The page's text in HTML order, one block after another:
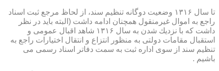
تا سال ۱۳۱۶ وضعیت دوگانه تنظیم سند، از لحاظ مرجع ثبت اسناد
راجع به اموال غیرمنقول همچنان ادامه داشت (البته باید در نظر
داشت كه با نزدیك شدن به سال ۱۳۱۶ شاهد اقبال عمومی و
استقبال مقامات دولتی به منظور انتزاع و انتقال اختیارات راجع به
تنظیم سند از سوی اداره ثبت به سمت دفاتر اسناد رسمی می
باشیم .